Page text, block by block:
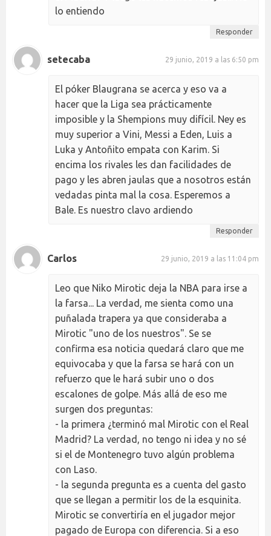
lo entiendo
Responder
setecaba 29 junio, 2019 a las 6:50 pm
El póker Blaugrana se acerca y eso va a
hacer que la Liga sea prácticamente
imposible y la Shempions muy difícil. Ney es
muy superior a Vini, Messi a Eden, Luis a
Luka y Antoñito empata con Karim. Si
encima los rivales les dan facilidades de
pago y les abren jaulas que a nosotros están
vedadas pinta mal la cosa. Esperemos a
Bale. Es nuestro clavo ardiendo
Responder
Carlos 29 junio, 2019 a las 11:04 pm
Leo que Niko Mirotic deja la NBA para irse a
la farsa... La verdad, me sienta como una
puñalada trapera ya que consideraba a
Mirotic "uno de los nuestros". Se se
confirma esa noticia quedará claro que me
equivocaba y que la farsa se hará con un
refuerzo que le hará subir uno o dos
escalones de golpe. Más allá de eso me
surgen dos preguntas:
- la primera ¿terminó mal Mirotic con el Real
Madrid? La verdad, no tengo ni idea y no sé
si el de Montenegro tuvo algún problema
con Laso.
- la segunda pregunta es a cuenta del gasto
que se llegan a permitir los de la esquinita.
Mirotic se convertiría en el jugador mejor
pagado de Europa con diferencia. Si a eso